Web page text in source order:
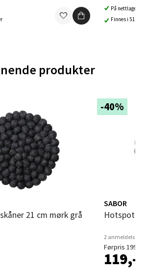
På nettlager
Finnes i 51
produkter
21 cm mørk grå
-40%
SABOR
Hotspot
2 anmeldelser
Førpris 199,-
119,-
21
Velg
- Strandtorget
2609 Lillehammer
Velg